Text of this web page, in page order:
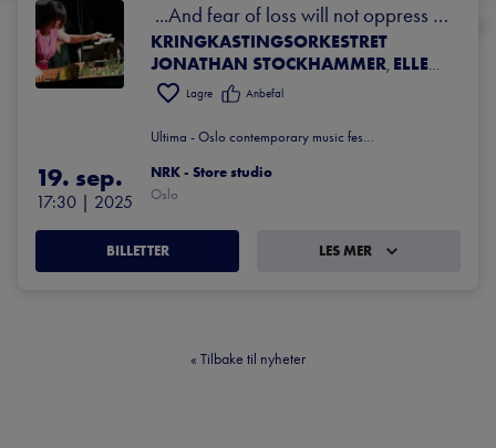
...And fear of loss will not oppress
your heart
KRINGKASTING​S​ORKESTRET
JONATHAN STOCKHAMMER, ELLEN UGELVIK
Lagre Anbefal
Ultima - Oslo contemporary music festival
19. sep.
17:30 | 2025
NRK - Store studio
Oslo
BILLETTER LES MER
« Tilbake til nyheter